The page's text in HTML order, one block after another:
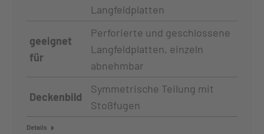
Langfeldplatten
geeignet
für
Perforierte und geschlossene
Langfeldplatten, einzeln
abnehmbar
Deckenbild
Symmetrische Teilung mit
Stoßfugen
Details